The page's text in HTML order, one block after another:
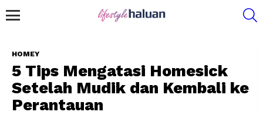
HOMEY
5 Tips Mengatasi Homesick
Setelah Mudik dan Kembali ke
Perantauan